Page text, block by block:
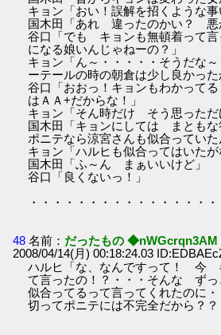
キョン「おい！誤解を招くような事
国木田「あれ 違ったのかい？ 悪
谷口「でも キョンも無頓着って
になる娘いんじゃねーの？」
キョン「ん～・・・・・そうだな
ーテールの時の朝倉は少し良かった
谷口「おおっ！キョンもわかって
はＡＡ+だからな！」
キョン「そん時だけ そう思っただ
国木田「キョンにしては まとも
ポニテなら涼宮さんも似合っていた
キョン「ハルヒも似合ってはいたが
国木田「ふ～ん まぁいいけど」
谷口「良くないっ！」
・・・・・・・・・・・・・・・
48 名前： だったもの ◆nWGcrqn3AM
2008/04/14(月) 00:18:24.03
ハルヒ「な、なんですって！ 今
て言ったの！？・・・そんな ずっ
似合ってるって言ってくれたのに
切ってポニテには不完全だから？